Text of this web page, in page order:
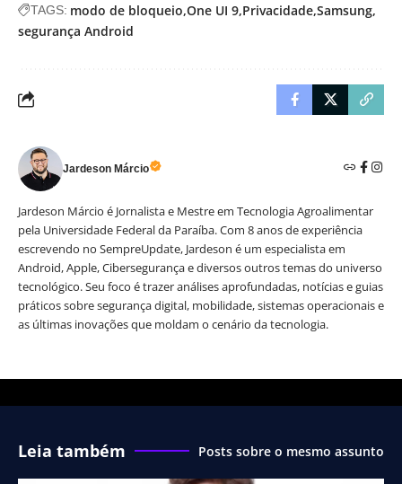
TAGS: modo de bloqueio One UI 9 Privacidade Samsung
segurança Android
Jardeson Márcio
Jardeson Márcio é Jornalista e Mestre em Tecnologia Agroalimentar
pela Universidade Federal da Paraíba. Com 8 anos de experiência
escrevendo no SempreUpdate, Jardeson é um especialista em
Android, Apple, Cibersegurança e diversos outros temas do universo
tecnológico. Seu foco é trazer análises aprofundadas, notícias e guias
práticos sobre segurança digital, mobilidade, sistemas operacionais e
as últimas inovações que moldam o cenário da tecnologia.
Leia também Posts sobre o mesmo assunto